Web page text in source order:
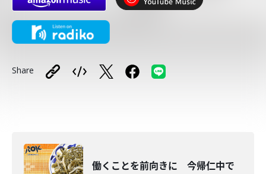
Share
働くことを前向きに 今帰仁中で